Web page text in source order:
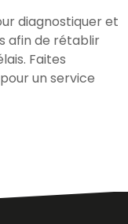
diagnostiquer et
afin de rétablir
Faites
un service